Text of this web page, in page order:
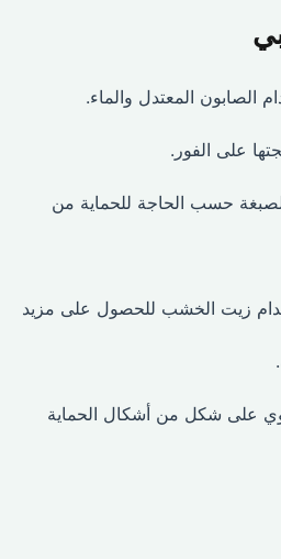
المعتدل والماء.
على الفور.
حسب الحاجة للحماية من
زيت الخشب للحصول على مزيد
على شكل من أشكال الحماية